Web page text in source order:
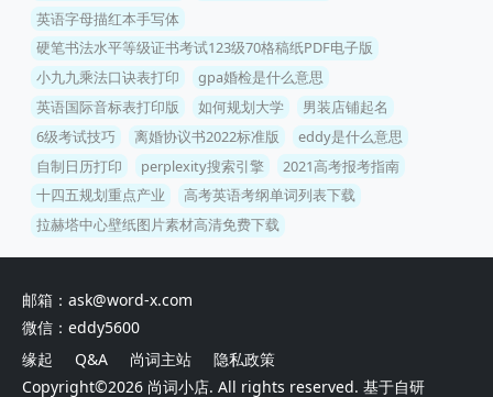
英语字母描红本手写体
硬笔书法水平等级证书考试123级70格稿纸PDF电子版
小九九乘法口诀表打印
gpa婚检是什么意思
英语国际音标表打印版
如何规划大学
男装店铺起名
6级考试技巧
离婚协议书2022标准版
eddy是什么意思
自制日历打印
perplexity搜索引擎
2021高考报考指南
十四五规划重点产业
高考英语考纲单词列表下载
拉赫塔中心壁纸图片素材高清免费下载
邮箱：ask@word-x.com
微信：eddy5600
缘起
Q&A 尚词主站
隐私政策
Copyright©2026 尚词小店. All rights reserved. 基于自研